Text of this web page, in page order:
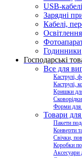
USB-кабелі
Зарядні
Кабелі,
Освітлення
Годинники
Господарські
Все для
Каструлі,
Каструлі,
Кришки для
Форми для
Товари для
Пакети
Конверти
Свічки,
Коробки
Аксесуари